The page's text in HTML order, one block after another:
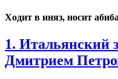
Ходит в иняз, носит
1. Итальянский
Дмитрием